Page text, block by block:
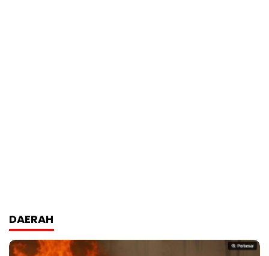
DAERAH